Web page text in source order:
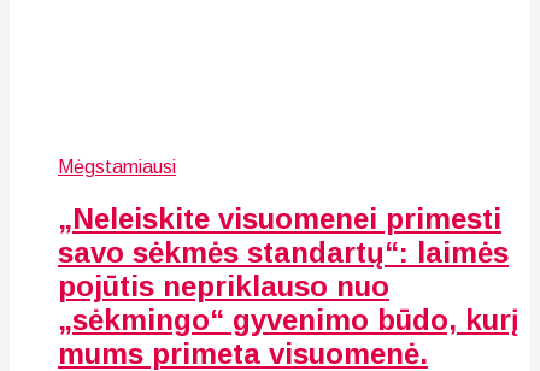
Mėgstamiausi
„Neleiskite visuomenei primesti
savo sėkmės standartų“: laimės
pojūtis nepriklauso nuo
„sėkmingo“ gyvenimo būdo, kurį
mums primeta visuomenė.